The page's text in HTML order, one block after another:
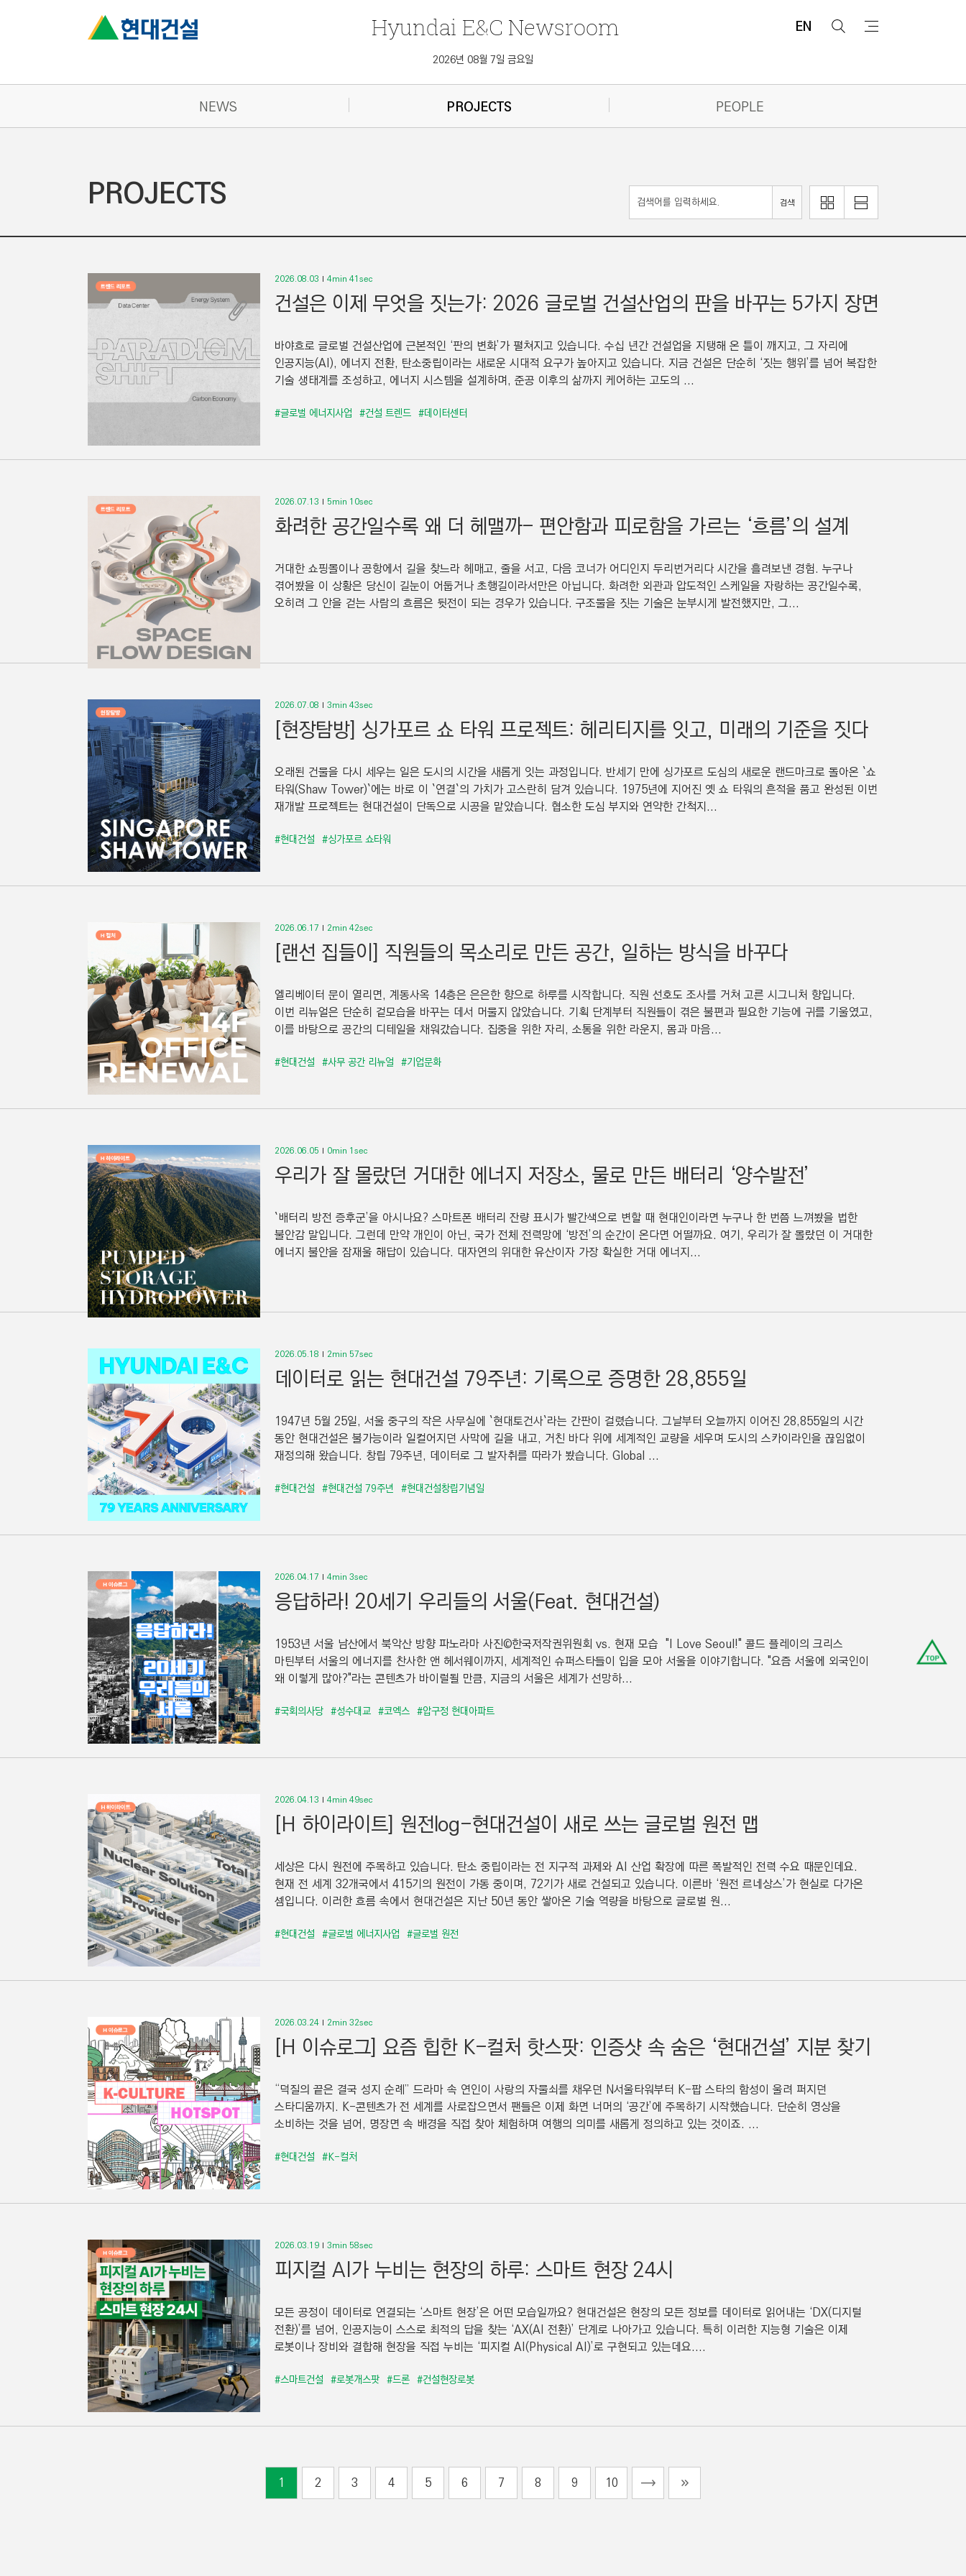
Hyundai E&C Newsroom EN
검
2026년 08월 7일 금요일
NEWS PROJECTS PEOPLE
PROJECTS 검색
이
미
지
리
스
트
2026.08.03 4min 41sec
건설은 이제 무엇을 짓는가: 2026 글로벌 건설산업의 판을 바꾸는 5가지 장면
바야흐로 글로벌 건설산업에 근본적인 ‘판의 변화’가 펼쳐지고 있습니다. 수십 년간 건설업을 지탱해 온 틀이 깨지고, 그 자리에
인공지능(AI), 에너지 전환, 탄소중립이라는 새로운 시대적 요구가 높아지고 있습니다. 지금 건설은 단순히 ‘짓는 행위’를 넘어 복잡한
기술 생태계를 조성하고, 에너지 시스템을 설계하며, 준공 이후의 삶까지 케어하는 고도의 ...
#글로벌 에너지사업 #건설 트렌드 #데이터센터
2026.07.13 5min 10sec
화려한 공간일수록 왜 더 헤맬까- 편안함과 피로함을 가르는 ‘흐름’의 설계
거대한 쇼핑몰이나 공항에서 길을 찾느라 헤매고, 줄을 서고, 다음 코너가 어디인지 두리번거리다 시간을 흘려보낸 경험. 누구나
겪어봤을 이 상황은 당신이 길눈이 어둡거나 초행길이라서만은 아닙니다. 화려한 외관과 압도적인 스케일을 자랑하는 공간일수록,
오히려 그 안을 걷는 사람의 흐름은 뒷전이 되는 경우가 있습니다. 구조물을 짓는 기술은 눈부시게 발전했지만, 그...
2026.07.08 3min 43sec
[현장탐방] 싱가포르 쇼 타워 프로젝트: 헤리티지를 잇고, 미래의 기준을 짓다
오래된 건물을 다시 세우는 일은 도시의 시간을 새롭게 잇는 과정입니다. 반세기 만에 싱가포르 도심의 새로운 랜드마크로 돌아온 `쇼
타워(Shaw Tower)`에는 바로 이 `연결`의 가치가 고스란히 담겨 있습니다. 1975년에 지어진 옛 쇼 타워의 흔적을 품고 완성된 이번
재개발 프로젝트는 현대건설이 단독으로 시공을 맡았습니다. 협소한 도심 부지와 연약한 간척지...
#현대건설 #싱가포르 쇼타워
2026.06.17 2min 42sec
[랜선 집들이] 직원들의 목소리로 만든 공간, 일하는 방식을 바꾸다
엘리베이터 문이 열리면, 계동사옥 14층은 은은한 향으로 하루를 시작합니다. 직원 선호도 조사를 거쳐 고른 시그니처 향입니다.
이번 리뉴얼은 단순히 겉모습을 바꾸는 데서 머물지 않았습니다. 기획 단계부터 직원들이 겪은 불편과 필요한 기능에 귀를 기울였고,
이를 바탕으로 공간의 디테일을 채워갔습니다. 집중을 위한 자리, 소통을 위한 라운지, 몸과 마음...
#현대건설 #사무 공간 리뉴얼 #기업문화
2026.06.05 0min 1sec
우리가 잘 몰랐던 거대한 에너지 저장소, 물로 만든 배터리 ‘양수발전’
`배터리 방전 증후군’을 아시나요? 스마트폰 배터리 잔량 표시가 빨간색으로 변할 때 현대인이라면 누구나 한 번쯤 느껴봤을 법한
불안감 말입니다. 그런데 만약 개인이 아닌, 국가 전체 전력망에 ‘방전’의 순간이 온다면 어떨까요. 여기, 우리가 잘 몰랐던 이 거대한
에너지 불안을 잠재울 해답이 있습니다. 대자연의 위대한 유산이자 가장 확실한 거대 에너지...
2026.05.18 2min 57sec
데이터로 읽는 현대건설 79주년: 기록으로 증명한 28,855일
1947년 5월 25일, 서울 중구의 작은 사무실에 `현대토건사`라는 간판이 걸렸습니다. 그날부터 오늘까지 이어진 28,855일의 시간
동안 현대건설은 불가능이라 일컬어지던 사막에 길을 내고, 거친 바다 위에 세계적인 교량을 세우며 도시의 스카이라인을 끊임없이
재정의해 왔습니다. 창립 79주년, 데이터로 그 발자취를 따라가 봤습니다. Global ...
#현대건설 #현대건설 79주년 #현대건설창립기념일
2026.04.17 4min 3sec
응답하라! 20세기 우리들의 서울(Feat. 현대건설)
1953년 서울 남산에서 북악산 방향 파노라마 사진©한국저작권위원회 vs. 현재 모습 "I Love Seoul!" 콜드 플레이의 크리스
마틴부터 서울의 에너지를 찬사한 앤 헤서웨이까지, 세계적인 슈퍼스타들이 입을 모아 서울을 이야기합니다. "요즘 서울에 외국인이
왜 이렇게 많아?"라는 콘텐츠가 바이럴될 만큼, 지금의 서울은 세계가 선망하...
#국회의사당 #성수대교 #코엑스 #압구정 현대아파트
2026.04.13 4min 49sec
[H 하이라이트] 원전log-현대건설이 새로 쓰는 글로벌 원전 맵
세상은 다시 원전에 주목하고 있습니다. 탄소 중립이라는 전 지구적 과제와 AI 산업 확장에 따른 폭발적인 전력 수요 때문인데요.
현재 전 세계 32개국에서 415기의 원전이 가동 중이며, 72기가 새로 건설되고 있습니다. 이른바 ‘원전 르네상스’가 현실로 다가온
셈입니다. 이러한 흐름 속에서 현대건설은 지난 50년 동안 쌓아온 기술 역량을 바탕으로 글로벌 원...
#현대건설 #글로벌 에너지사업 #글로벌 원전
2026.03.24 2min 32sec
[H 이슈로그] 요즘 힙한 K-컬처 핫스팟: 인증샷 속 숨은 ‘현대건설’ 지분 찾기
“덕질의 끝은 결국 성지 순례” 드라마 속 연인이 사랑의 자물쇠를 채우던 N서울타워부터 K-팝 스타의 함성이 울려 퍼지던
스타디움까지. K-콘텐츠가 전 세계를 사로잡으면서 팬들은 이제 화면 너머의 ‘공간’에 주목하기 시작했습니다. 단순히 영상을
소비하는 것을 넘어, 명장면 속 배경을 직접 찾아 체험하며 여행의 의미를 새롭게 정의하고 있는 것이죠. ...
#현대건설 #K-컬처
2026.03.19 3min 58sec
피지컬 AI가 누비는 현장의 하루: 스마트 현장 24시
모든 공정이 데이터로 연결되는 ‘스마트 현장’은 어떤 모습일까요? 현대건설은 현장의 모든 정보를 데이터로 읽어내는 ‘DX(디지털
전환)’를 넘어, 인공지능이 스스로 최적의 답을 찾는 ‘AX(AI 전환)’ 단계로 나아가고 있습니다. 특히 이러한 지능형 기술은 이제
로봇이나 장비와 결합해 현장을 직접 누비는 ‘피지컬 AI(Physical AI)’로 구현되고 있는데요....
#스마트건설 #로봇개스팟 #드론 #건설현장로봇
1 2 3 4 5 6 7 8 9 10
맨
위